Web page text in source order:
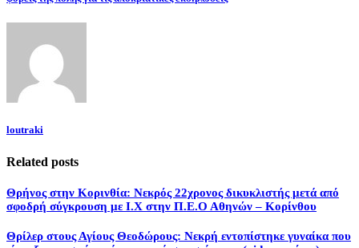
loutraki
Related posts
Θρήνος στην Κορινθία: Νεκρός 22χρονος δικυκλιστής μετά από
σφοδρή σύγκρουση με Ι.Χ στην Π.Ε.Ο Αθηνών – Κορίνθου
Θρίλερ στους Αγίους Θεοδώρους: Νεκρή εντοπίστηκε γυναίκα που